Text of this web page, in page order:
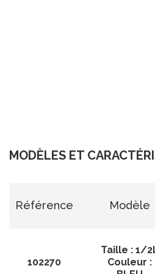
MODÈLES ET
Référence Modèle
102270
Taille : 1/
Couleur :